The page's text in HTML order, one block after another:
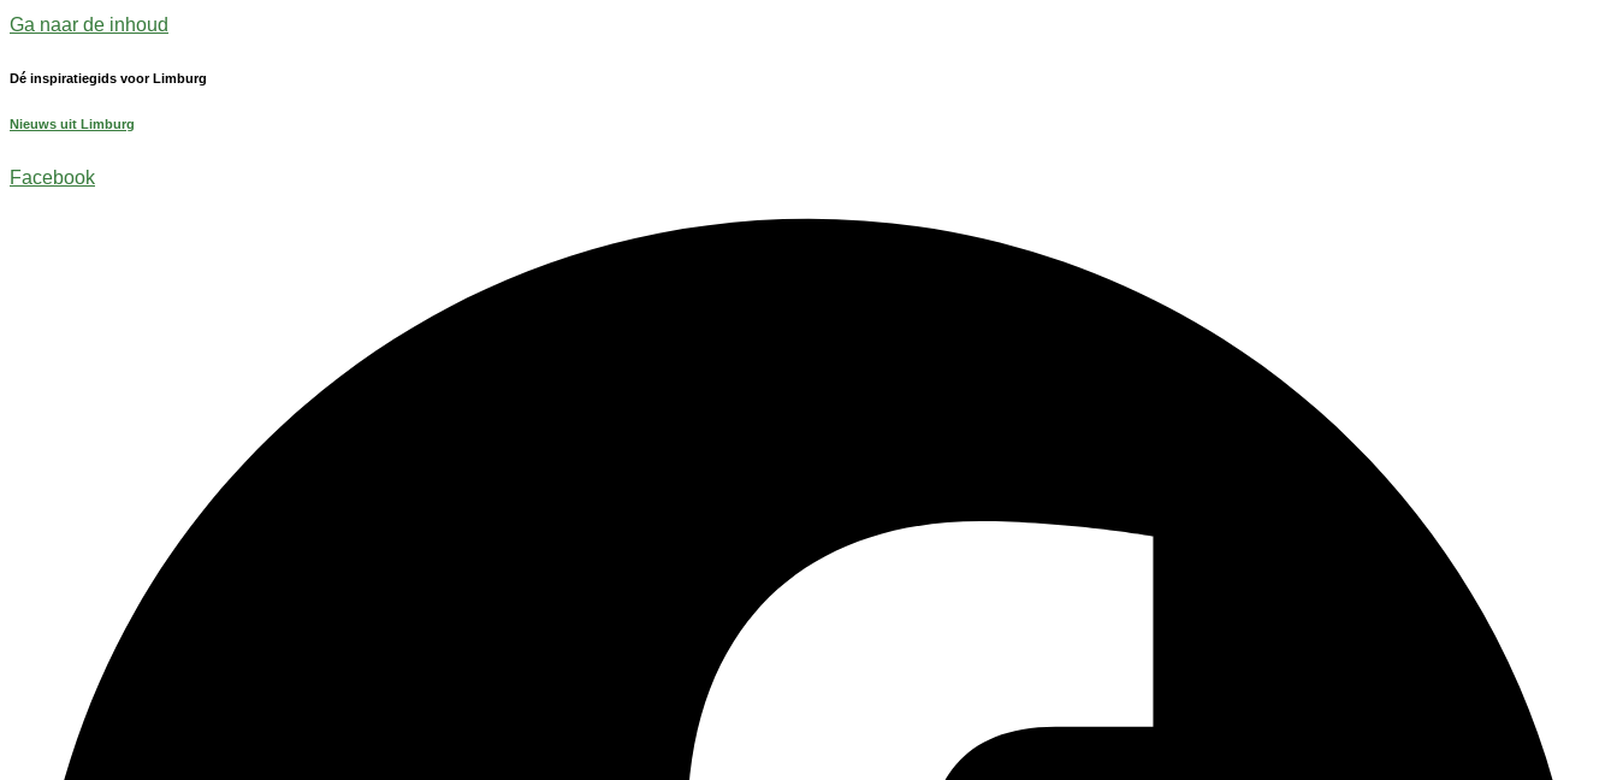
Ga naar de inhoud
Dé inspiratiegids voor Limburg
Nieuws uit Limburg
Facebook